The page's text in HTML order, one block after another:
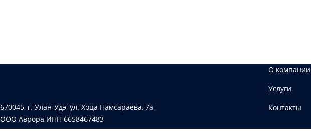
670045, г. Улан-Удэ, ул. Хоца Намсараева, 7а
ООО Аврора ИНН 6658467483
О компании
Услуги
Контакты